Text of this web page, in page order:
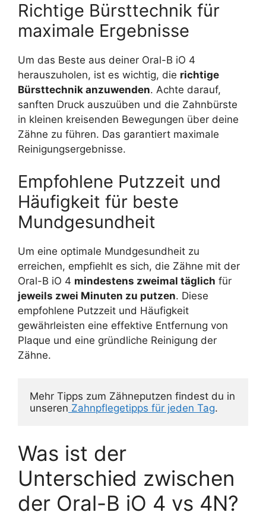
Richtige Bürsttechnik für
maximale Ergebnisse
Um das Beste aus deiner Oral-B iO 4
herauszuholen, ist es wichtig, die richtige
Bürsttechnik anzuwenden. Achte darauf,
sanften Druck auszuüben und die Zahnbürste
in kleinen kreisenden Bewegungen über deine
Zähne zu führen. Das garantiert maximale
Reinigungsergebnisse.
Empfohlene Putzzeit und
Häufigkeit für beste
Mundgesundheit
Um eine optimale Mundgesundheit zu
erreichen, empfiehlt es sich, die Zähne mit der
Oral-B iO 4 mindestens zweimal täglich für
jeweils zwei Minuten zu putzen. Diese
empfohlene Putzzeit und Häufigkeit
gewährleisten eine effektive Entfernung von
Plaque und eine gründliche Reinigung der
Zähne.
Mehr Tipps zum Zähneputzen findest du in
unseren Zahnpflegetipps für jeden Tag.
Was ist der
Unterschied zwischen
der Oral-B iO 4 vs 4N?